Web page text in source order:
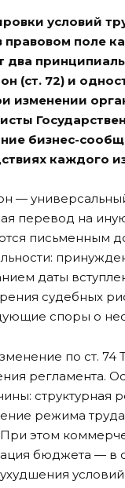
условий
правовом поле
два
(ст. 72) и
изменении
бизнес-
каждого
—
перевод на
письменным
даты
судебных
споры о
по ст.
регламента.
структурная
режима
этом
бюджета — в